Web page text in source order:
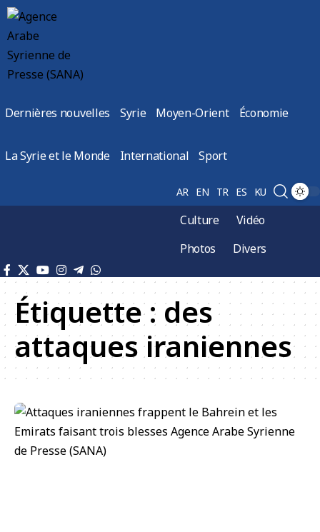
Dernières nouvelles Syrie Moyen-Orient Économie
La Syrie et le Monde International Sport
AR EN TR ES KU
Culture
Vidéo
Photos
Divers
Étiquette : des
attaques iraniennes